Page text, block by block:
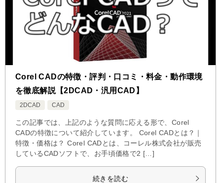
Corel CADの特徴・評判・口コミ・料金・動作環境
を徹底解説【2DCAD・汎用CAD】
2DCAD CAD
この記事では、上記のような質問に応える形で、Corel
CADの特徴について紹介しています。 Corel CADとは？｜
特徴・価格は？ Corel CADとは、コーレル株式会社が販売
しているCADソフトで、お手頃価格で2 […]
続きを読む